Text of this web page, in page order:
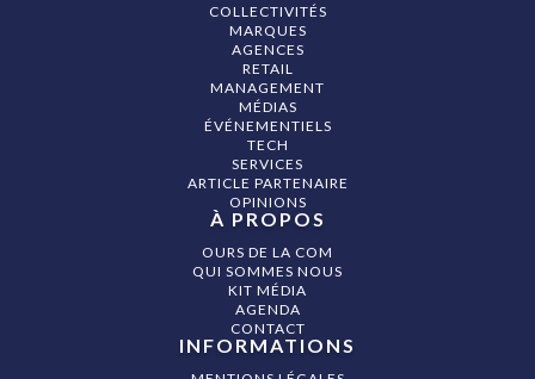
COLLECTIVITÉS
MARQUES
AGENCES
RETAIL
MANAGEMENT
MÉDIAS
ÉVÉNEMENTIELS
TECH
SERVICES
ARTICLE PARTENAIRE
OPINIONS
À PROPOS
OURS DE LA COM
QUI SOMMES NOUS
KIT MÉDIA
AGENDA
CONTACT
INFORMATIONS